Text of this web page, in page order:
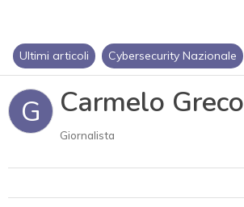
Ultimi articoli Cybersecurity Nazionale
G Carmelo Greco
Giornalista